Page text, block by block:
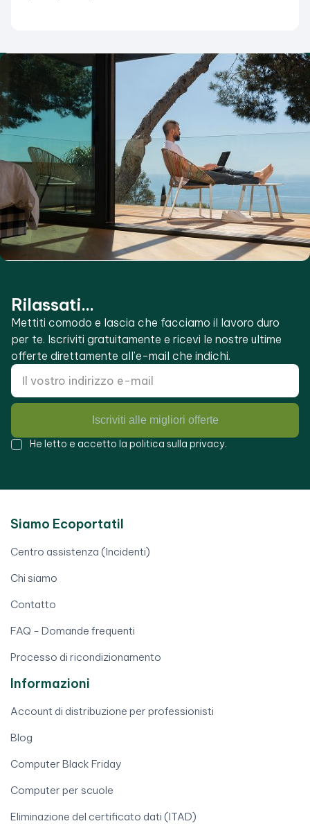
Rilassati...
Mettiti comodo e lascia che facciamo il lavoro duro
per te. Iscriviti gratuitamente e ricevi le nostre ultime
offerte direttamente all’e-mail che indichi.
Iscriviti alle migliori offerte
He letto e accetto la politica sulla privacy.
Siamo Ecoportatil
Centro assistenza (Incidenti)
Chi siamo
Contatto
FAQ - Domande frequenti
Processo di ricondizionamento
Informazioni
Account di distribuzione per professionisti
Blog
Computer Black Friday
Computer per scuole
Eliminazione del certificato dati (ITAD)